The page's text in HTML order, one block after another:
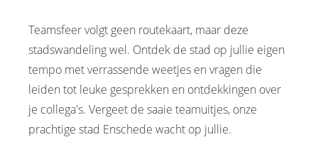
Teamsfeer volgt geen routekaart, maar deze
stadswandeling wel. Ontdek de stad op jullie eigen
tempo met verrassende weetjes en vragen die
leiden tot leuke gesprekken en ontdekkingen over
je collega's. Vergeet de saaie teamuitjes, onze
prachtige stad Enschede wacht op jullie.